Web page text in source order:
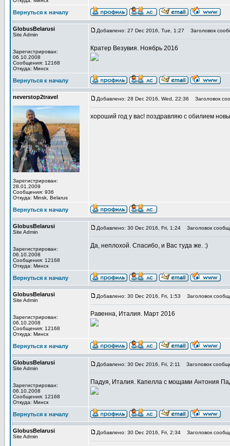
Вернуться к началу
GlobusBelarusi
Site Admin
Зарегистрирован:
06.10.2008
Сообщения: 12168
Откуда: Минск
Добавлено: 27 Dec 2016, Tue, 1:27 Заголовок
Кратер Везувия. Ноябрь 2016
Вернуться к началу
neverstop2travel
Зарегистрирован:
28.01.2009
Сообщения: 936
Откуда: Minsk, Belarus
Добавлено: 28 Dec 2016, Wed, 22:36 Заголовок
хороший год у вас! поздравляю с обилием
Вернуться к началу
GlobusBelarusi
Site Admin
Зарегистрирован:
06.10.2008
Сообщения: 12168
Откуда: Минск
Добавлено: 30 Dec 2016, Fri, 1:24 Заголовок
Да, неплохой. Спасибо, и Вас туда же. :)
Вернуться к началу
GlobusBelarusi
Site Admin
Зарегистрирован:
06.10.2008
Сообщения: 12168
Откуда: Минск
Добавлено: 30 Dec 2016, Fri, 1:53 Заголовок
Равенна, Италия. Март 2016
Вернуться к началу
GlobusBelarusi
Site Admin
Зарегистрирован:
06.10.2008
Сообщения: 12168
Откуда: Минск
Добавлено: 30 Dec 2016, Fri, 2:11 Заголовок
Падуя, Италия. Капелла с мощами Антония
Вернуться к началу
GlobusBelarusi
Site Admin
Добавлено: 30 Dec 2016, Fri, 2:34 Заголовок